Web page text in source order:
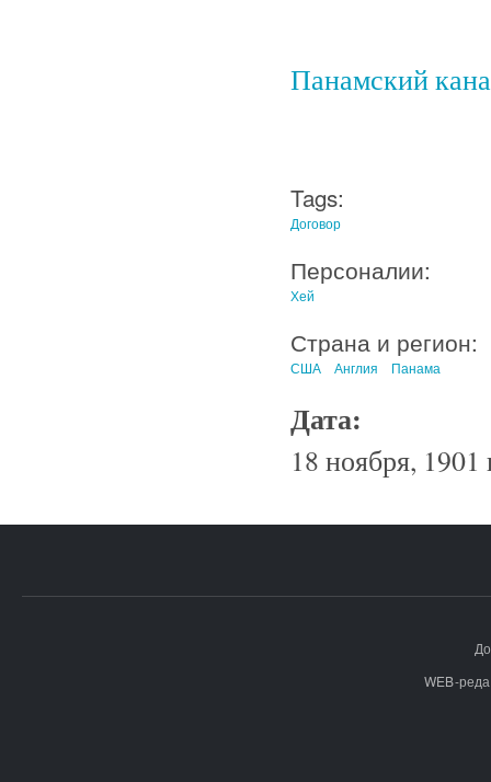
Панамский
Tags:
Договор
Персоналии:
Хей
Страна и регион:
США Англия Панама
Дата:
18 ноября, 1901
WEB-